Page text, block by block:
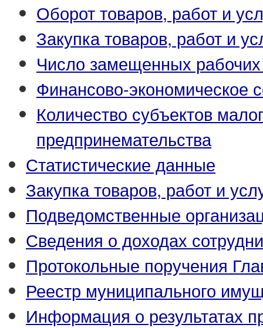
Оборот товаров, работ и
Закупка товаров, работ и
Число замещенных
Финансово-экономическое
Количество субъектов
предпринемательства
Статистические данные
Закупка товаров, работ и
Подведомственные
Сведения о доходах
Протокольные поручения
Реестр муниципального
Информация о результатах